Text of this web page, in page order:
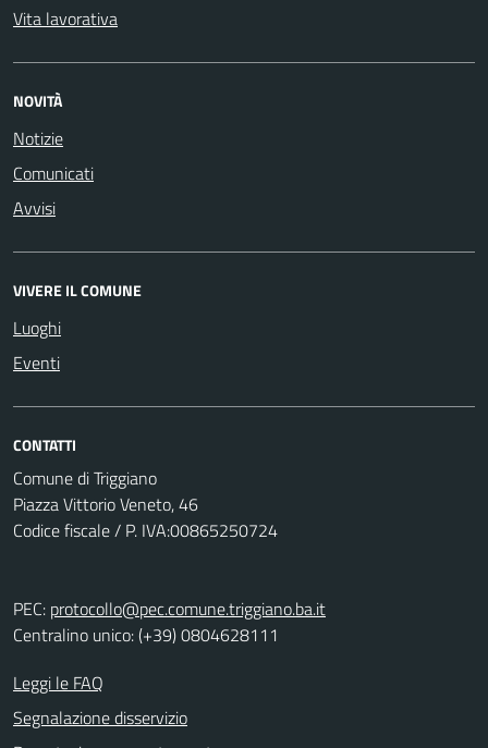
Vita lavorativa
NOVITÀ
Notizie
Comunicati
Avvisi
VIVERE IL COMUNE
Luoghi
Eventi
CONTATTI
Comune di Triggiano
Piazza Vittorio Veneto, 46
Codice fiscale / P. IVA:00865250724
PEC: protocollo@pec.comune.triggiano.ba.it
Centralino unico: (+39) 0804628111
Leggi le FAQ
Segnalazione disservizio